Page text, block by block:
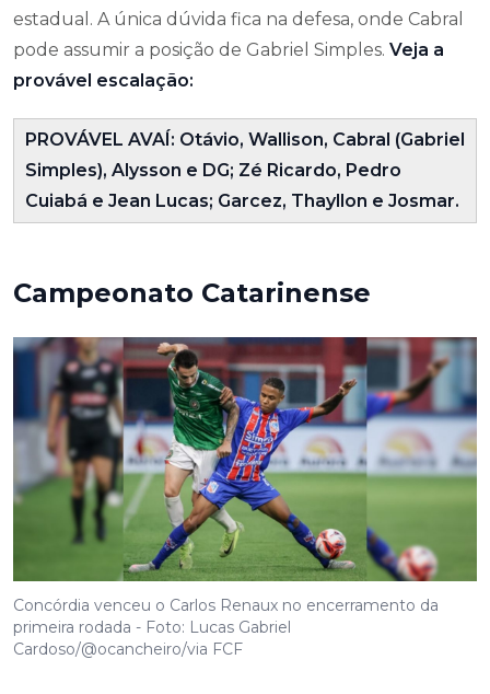
estadual. A única dúvida fica na defesa, onde Cabral
pode assumir a posição de Gabriel Simples. Veja a
provável escalação:
PROVÁVEL AVAÍ: Otávio, Wallison, Cabral (Gabriel
Simples), Alysson e DG; Zé Ricardo, Pedro
Cuiabá e Jean Lucas; Garcez, Thayllon e Josmar.
Campeonato Catarinense
Concórdia venceu o Carlos Renaux no encerramento da
primeira rodada - Foto: Lucas Gabriel
Cardoso/@ocancheiro/via FCF